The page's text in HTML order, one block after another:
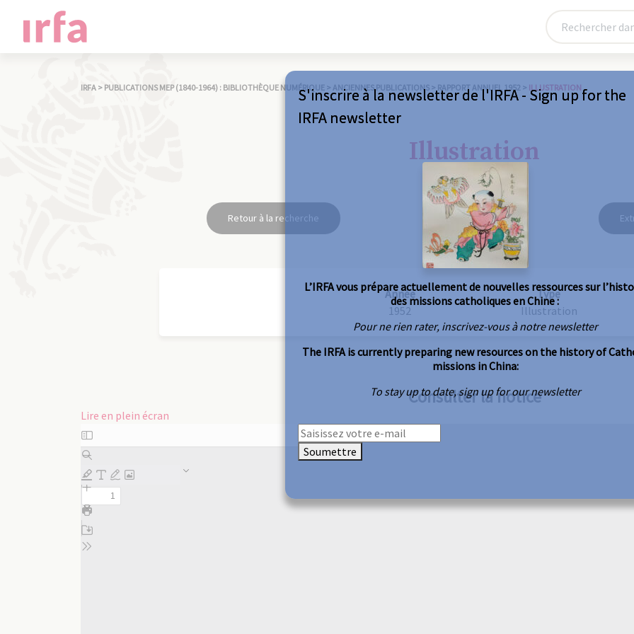
IRFA > PUBLICATIONS MEP (1840-1964) : BIBLIOTHÈQUE NUMÉRIQUE > ANCIENNES PUBLICATIONS > RAPPORT ANNUEL 1952 > ILLUSTRATION
Illustration
Retour à la recherche
Année
1952
Type
Illustration
Consulter la notice
Lire en plein écran
Aller
au
contenu
PDF
S'inscrire à la newsletter de l'IRFA - Sign up for the
IRFA newsletter
L’IRFA vous prépare actuellement de nouvelles ressources sur
des missions catholiques en Chine :
Pour ne rien rater, inscrivez-vous à notre newsletter
The IRFA is currently preparing new resources on the history of
missions in China:
To stay up to date, sign up for our newsletter
Soumettre